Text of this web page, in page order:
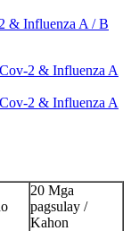
20 Mga
pagsulay /
Kahon